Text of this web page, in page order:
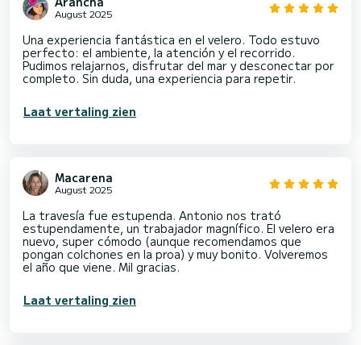
August 2025
Una experiencia fantástica en el velero. Todo estuvo
perfecto: el ambiente, la atención y el recorrido.
Pudimos relajarnos, disfrutar del mar y desconectar por
completo. Sin duda, una experiencia para repetir.
Laat vertaling zien
Macarena
August 2025
La travesía fue estupenda. Antonio nos trató
estupendamente, un trabajador magnífico. El velero era
nuevo, super cómodo (aunque recomendamos que
pongan colchones en la proa) y muy bonito. Volveremos
el año que viene. Mil gracias.
Laat vertaling zien